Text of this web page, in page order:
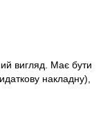
вигляд. Має бути
накладну),